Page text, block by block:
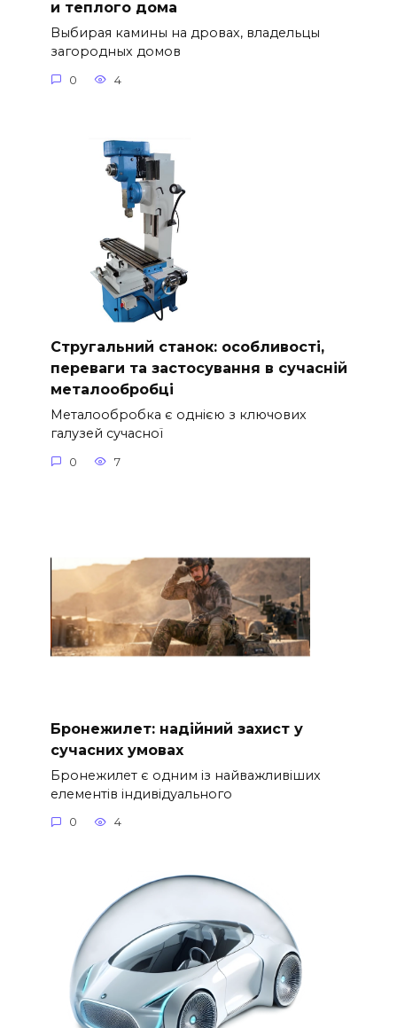
и теплого дома
Выбирая камины на дровах, владельцы
загородных домов
0 4
Стругальний станок: особливості,
переваги та застосування в сучасній
металообробці
Металообробка є однією з ключових
галузей сучасної
0 7
Бронежилет: надійний захист у
сучасних умовах
Бронежилет є одним із найважливіших
елементів індивідуального
0 4